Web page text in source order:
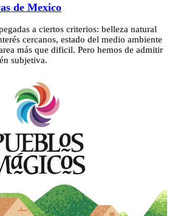
de Mexico
a ciertos criterios: belleza natural
cercanos, estado del medio ambiente
más que dificil. Pero hemos de admitir
subjetiva.